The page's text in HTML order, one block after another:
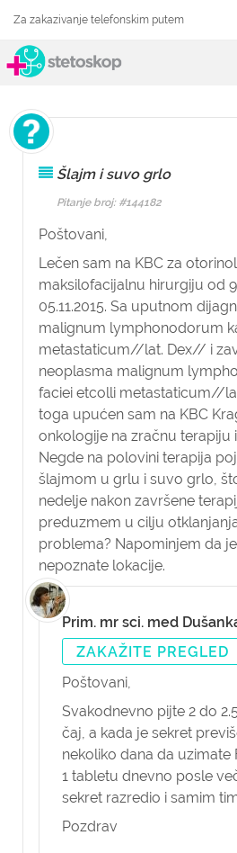
Za zakazivanje telefonskim putem
Šlajm i suvo grlo
Pitanje broj: #144182
Poštovani,
Lečen sam na KBC za
maksilofacijalnu hirurgiju od
05.11.2015. Sa uputnom
malignum lymphonodorum
metastaticum//lat. Dex// i
neoplasma malignum
faciei etcolli metastaticum//
toga upućen sam na KBC
onkologije na zračnu terapiju
Negde na polovini terapija
šlajmom u grlu i suvo grlo,
nedelje nakon završene
preduzmem u cilju
problema? Napominjem da
nepoznate lokacije.
Prim. mr sci. med
ZAKAŽITE PREGLED
Poštovani,
Svakodnevno pijte 2 do
čaj, a kada je sekret
nekoliko dana da uzimate
1 tabletu dnevno posle
sekret razredio i samim
Pozdrav